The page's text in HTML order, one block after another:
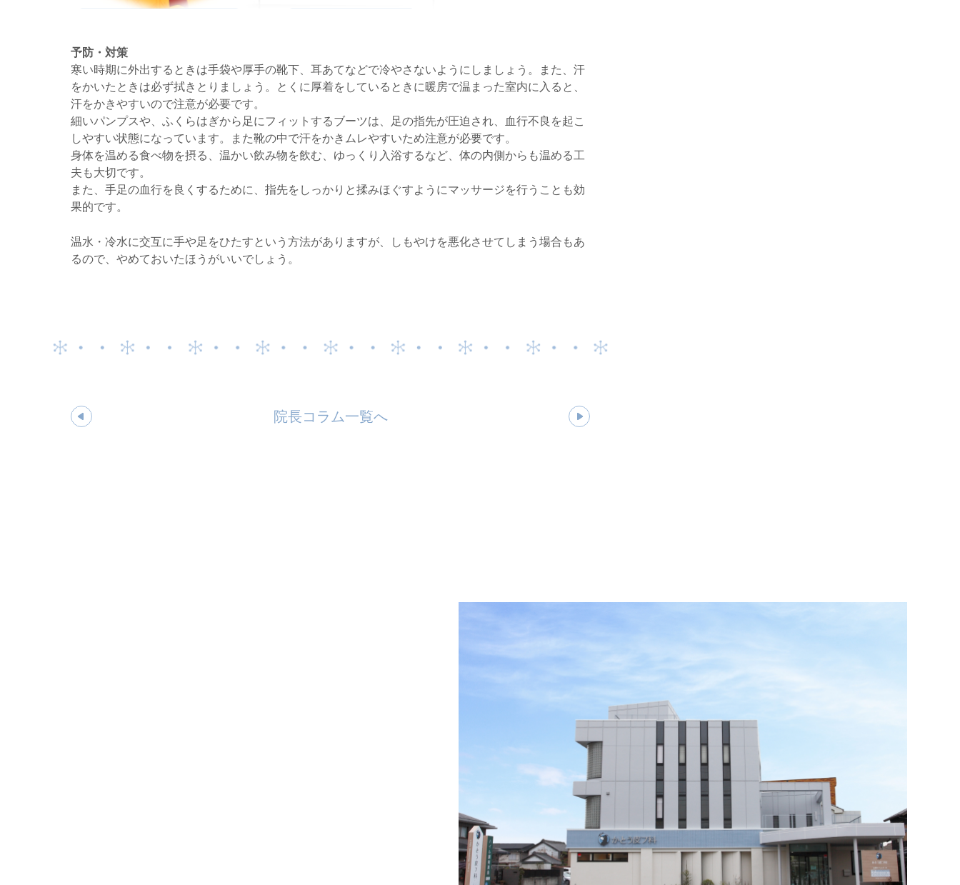
予防・対策
寒い時期に外出するときは手袋や厚手の靴下、耳あてなどで冷やさないようにしましょう。また、汗
をかいたときは必ず拭きとりましょう。とくに厚着をしているときに暖房で温まった室内に入ると、
汗をかきやすいので注意が必要です。
細いパンプスや、ふくらはぎから足にフィットするブーツは、足の指先が圧迫され、血行不良を起こ
しやすい状態になっています。また靴の中で汗をかきムレやすいため注意が必要です。
身体を温める食べ物を摂る、温かい飲み物を飲む、ゆっくり入浴するなど、体の内側からも温める工
夫も大切です。
また、手足の血行を良くするために、指先をしっかりと揉みほぐすようにマッサージを行うことも効
果的です。
温水・冷水に交互に手や足をひたすという方法がありますが、しもやけを悪化させてしまう場合もあ
るので、やめておいたほうがいいでしょう。
院長コラム一覧へ